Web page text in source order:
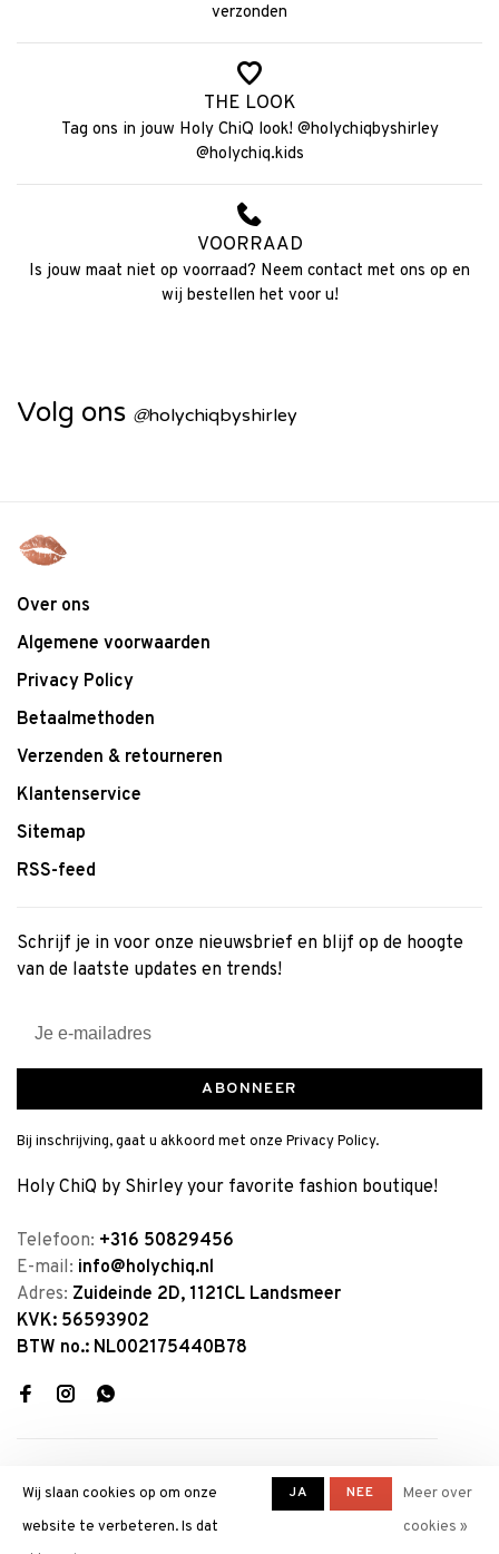
verzonden
THE LOOK
Tag ons in jouw Holy ChiQ look! @holychiqbyshirley
@holychiq.kids
VOORRAAD
Is jouw maat niet op voorraad? Neem contact met ons op en
wij bestellen het voor u!
Volg ons @holychiqbyshirley
Over ons
Algemene voorwaarden
Privacy Policy
Betaalmethoden
Verzenden & retourneren
Klantenservice
Sitemap
RSS-feed
Schrijf je in voor onze nieuwsbrief en blijf op de hoogte
van de laatste updates en trends!
ABONNEER
Bij inschrijving, gaat u akkoord met onze Privacy Policy.
Holy ChiQ by Shirley your favorite fashion boutique!
Telefoon: +316 50829456
E-mail: info@holychiq.nl
Adres: Zuideinde 2D, 1121CL Landsmeer
KVK: 56593902
BTW no.: NL002175440B78
Wij slaan cookies op om onze
website te verbeteren. Is dat
JA NEE
Meer over
cookies »